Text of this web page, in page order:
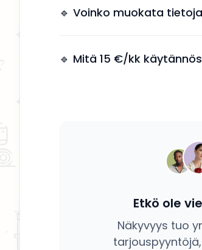
jälkeen.
🔹 Voinko muokata
tahansa.
🔹 Mitä 15 €/kk
Etkö ole
Näkyvyys tuo